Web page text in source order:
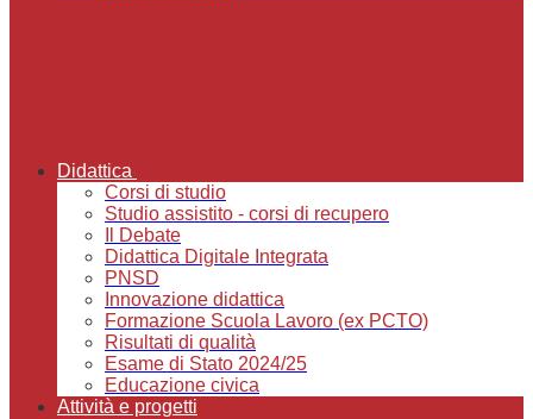
Didattica
Corsi di studio
Studio assistito - corsi di recupero
Il Debate
Didattica Digitale Integrata
PNSD
Innovazione didattica
Formazione Scuola Lavoro (ex PCTO)
Risultati di qualità
Esame di Stato 2024/25
Educazione civica
Attività e progetti